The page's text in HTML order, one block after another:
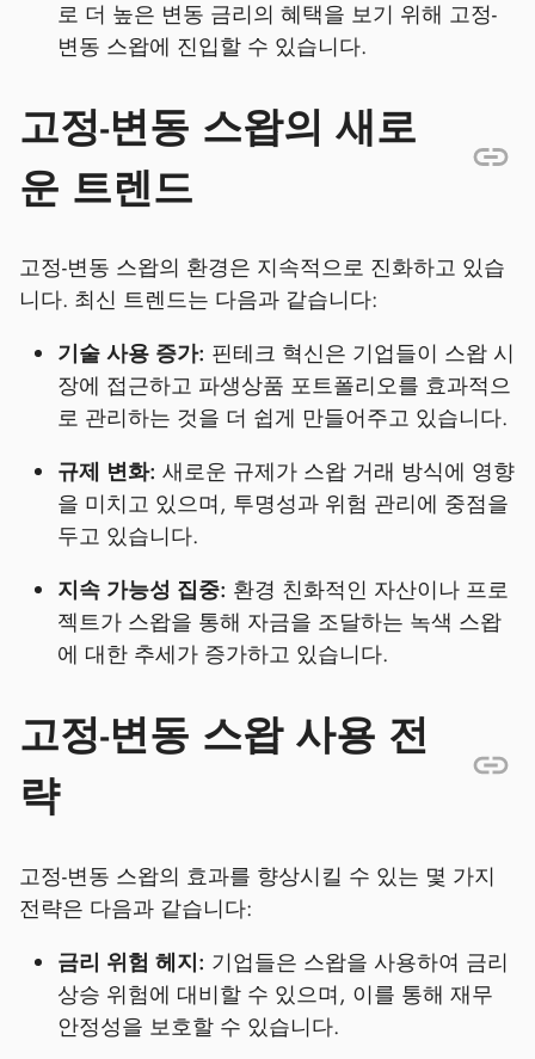
로 더 높은 변동 금리의 혜택을 보기 위해 고정-
변동 스왑에 진입할 수 있습니다.
고정-변동 스왑의 새로
운 트렌드
고정-변동 스왑의 환경은 지속적으로 진화하고 있습
니다. 최신 트렌드는 다음과 같습니다:
기술 사용 증가: 핀테크 혁신은 기업들이 스왑 시
장에 접근하고 파생상품 포트폴리오를 효과적으
로 관리하는 것을 더 쉽게 만들어주고 있습니다.
규제 변화: 새로운 규제가 스왑 거래 방식에 영향
을 미치고 있으며, 투명성과 위험 관리에 중점을
두고 있습니다.
지속 가능성 집중: 환경 친화적인 자산이나 프로
젝트가 스왑을 통해 자금을 조달하는 녹색 스왑
에 대한 추세가 증가하고 있습니다.
고정-변동 스왑 사용 전
략
고정-변동 스왑의 효과를 향상시킬 수 있는 몇 가지
전략은 다음과 같습니다:
금리 위험 헤지: 기업들은 스왑을 사용하여 금리
상승 위험에 대비할 수 있으며, 이를 통해 재무
안정성을 보호할 수 있습니다.